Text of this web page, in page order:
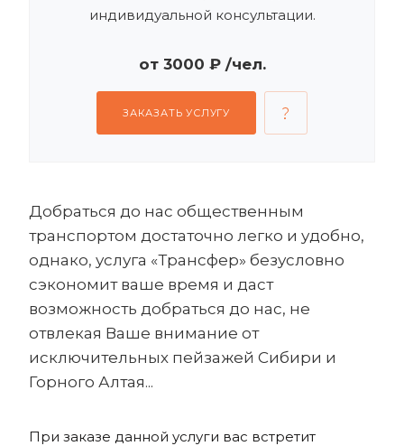
индивидуальной консультации.
от 3000 ₽ /чел.
ЗАКАЗАТЬ УСЛУГУ
Добраться до нас общественным
транспортом достаточно легко и удобно,
однако, услуга «Трансфер» безусловно
сэкономит ваше время и даст
возможность добраться до нас, не
отвлекая Ваше внимание от
исключительных пейзажей Сибири и
Горного Алтая...
При заказе данной услуги вас встретит